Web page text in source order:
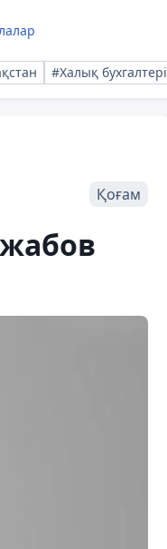
#Халық бухгалтері
Қоғам